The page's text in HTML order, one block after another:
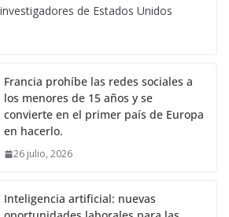
de Estados Unidos
Francia prohíbe las redes sociales a
los menores de 15 años y se
convierte en el primer país de Europa
en hacerlo.
26 julio, 2026
Inteligencia artificial: nuevas